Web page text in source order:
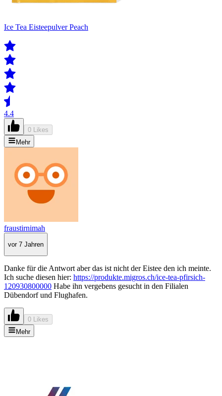
Ice Tea Eisteepulver Peach
4.4
0 Likes
Mehr
fraustirnimah
vor 7 Jahren
Danke für die Antwort aber das ist nicht der Eistee den ich meinte.
Ich suche diesen hier: https://produkte.migros.ch/ice-tea-pfirsich-
120930800000 Habe ihn vergebens gesucht in den Filialen
Dübendorf und Flughafen.
0 Likes
Mehr